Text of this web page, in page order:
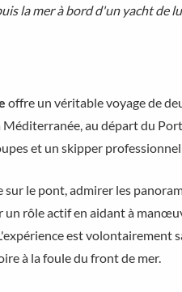
la mer à bord d'un yacht de
offre un véritable voyage de
au départ du
et un skipper
sur le pont, admirer les
un rôle actif en aidant à
est volontairement
à la foule du front de mer.